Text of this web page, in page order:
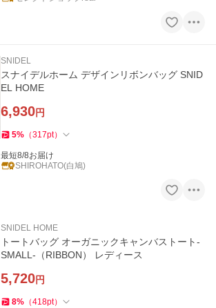
SNIDEL
スナイデルホーム デザインリボンバッグ SNID
EL HOME
6,930円
5% （317pt）
最短8/8お届け
SHIROHATO(白鳩)
SNIDEL HOME
トートバッグ オーガニックキャンバストート-
SMALL-（RIBBON） レディース
5,720円
8% （418pt）